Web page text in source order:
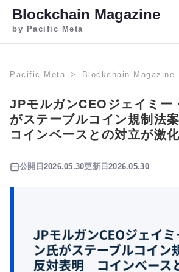
Blockchain Magazine
by Pacific Meta
Pacific Meta Blockchain Magazine
JPモルガンCEOジェイミー
がステーブルコイン規制法
コインベースとの対立が激化
公開日 2026.05.30更新日2026.05.30